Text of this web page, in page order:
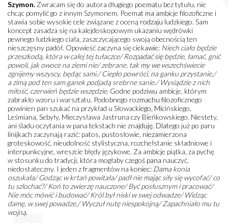
Szymon. Zwracam się do autora długiego poematu bez tytułu, nie
chcąc pomylić go z innym Szymonem. Poemat ma ambicje filozoficzne i
stawia sobie wysokie cele związane z oceną rodzaju ludzkiego. Sam
koncept zasadza się na kalejdoskopowym ukazaniu wędrówki
pewnego ludzkiego ciała, zaszczycającego swoją obecnością ten
nieszczęsny padół. Opowieść zaczyna się ciekawie: Niech ciało będzie
przeszkodą, która w całej tej tułaczce/ Rozpadać się będzie, łamać, gnić
powoli, jak owoce na ziemi nie/ zebrane, tak my we wszechświecie
zgnijemy wszyscy, będąc sami./ Ciepło powróci, na ganku przystanie,/
a zimą pod ten sam ganek podjadą srebrne sanie./ Wysiądzie z nich
miłość, czerwień będzie wszędzie. Godne podziwu ambicje, którym
zabrakło wzoru i warsztatu. Podobnego rozmachu filozoficznego
powinien pan szukać na przykład u Słowackiego, Micińskiego,
Leśmiana, Sebyły, Mieczysława Jastruna czy Bieńkowskiego. Niestety,
ani śladu oczytania w pana tekstach nie znajduję. Dlatego już po paru
linijkach zaczynają razić: patos, pustosłowie, niezamierzona
groteskowość, nieudolność stylistyczna, rozchełstanie składniowe i
interpunkcyjne, wreszcie błędy językowe. Za ambicje piątka, za pychę
w stosunku do tradycji, która mogłaby czegoś pana nauczyć,
niedostateczny. I jeden z fragmentów na koniec: Dama konia
oszukała/ Godząc w krtań powitała/ padł nie mając siły się wycofać/ co
tu szlochać?/ Koń to zwierzę nauczone/ Być posłusznym i pracować/
Nie móc mówić i budować/ Król był niski w swej odwadze/ Widząc
damę, w swej powadze,/ Wyczuł nutę niespokojną/ Zapachniało mu tu
wojną.